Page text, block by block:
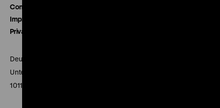
Contact
Imprint
Privacy
Deutsches Historisches Museum
Unter den Linden 2
10117 Berlin